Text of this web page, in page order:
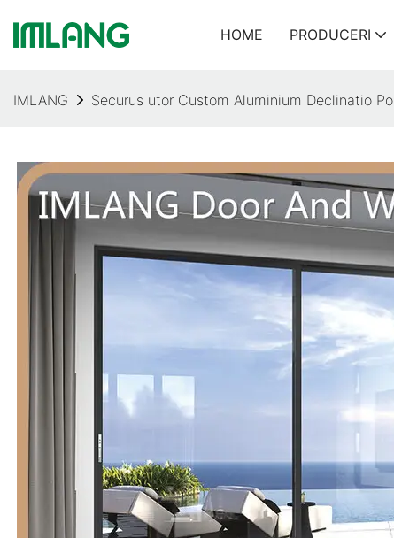
HOME PRODUCERI
IMLANG Securus utor Custom Aluminium Declinatio